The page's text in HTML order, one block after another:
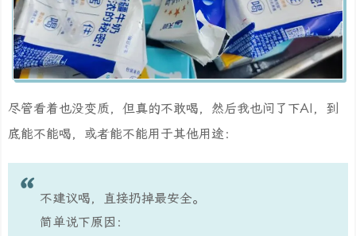
尽管看着也没变质，但真的不敢喝，然后我也问了下AI，到
底能不能喝，或者能不能用于其他用途：
不建议喝，直接扔掉最安全。
简单说下原因：